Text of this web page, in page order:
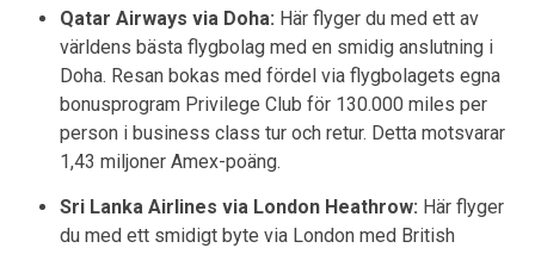
Qatar Airways via Doha: Här flyger du med ett av
världens bästa flygbolag med en smidig anslutning i
Doha. Resan bokas med fördel via flygbolagets egna
bonusprogram Privilege Club för 130.000 miles per
person i business class tur och retur. Detta motsvarar
1,43 miljoner Amex-poäng.
Sri Lanka Airlines via London Heathrow: Här flyger
du med ett smidigt byte via London med British